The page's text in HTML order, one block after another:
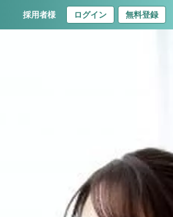
採用者様 ログイン 無料登録